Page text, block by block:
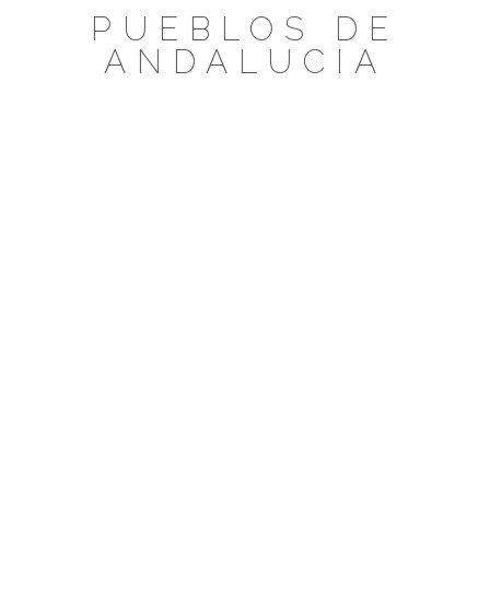
PUEBLOS DE
ANDALUCIA